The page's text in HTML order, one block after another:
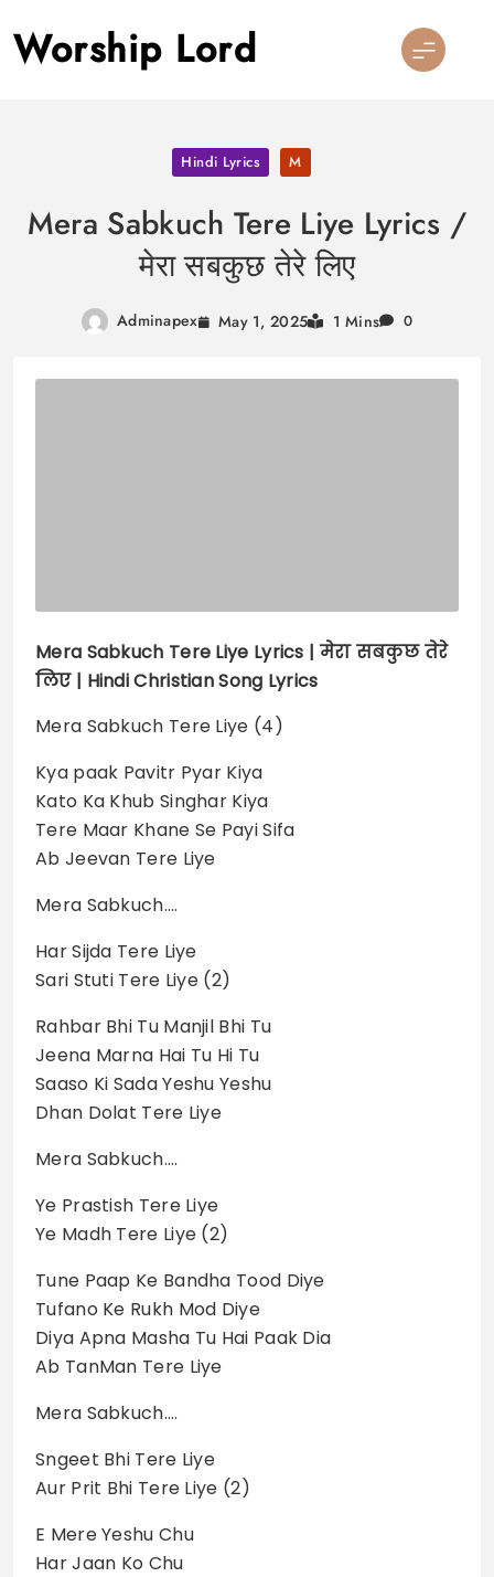
to
content
Worship Lord
Hindi Lyrics M
Mera Sabkuch Tere Liye Lyrics /
मेरा सबकुछ तेरे लिए
Adminapex May 1, 2025 1 Mins 0
Mera Sabkuch Tere Liye Lyrics | मेरा सबकुछ तेरे
लिए | Hindi Christian Song Lyrics
Mera Sabkuch Tere Liye (4)
Kya paak Pavitr Pyar Kiya
Kato Ka Khub Singhar Kiya
Tere Maar Khane Se Payi Sifa
Ab Jeevan Tere Liye
Mera Sabkuch….
Har Sijda Tere Liye
Sari Stuti Tere Liye (2)
Rahbar Bhi Tu Manjil Bhi Tu
Jeena Marna Hai Tu Hi Tu
Saaso Ki Sada Yeshu Yeshu
Dhan Dolat Tere Liye
Mera Sabkuch….
Ye Prastish Tere Liye
Ye Madh Tere Liye (2)
Tune Paap Ke Bandha Tood Diye
Tufano Ke Rukh Mod Diye
Diya Apna Masha Tu Hai Paak Dia
Ab TanMan Tere Liye
Mera Sabkuch….
Sngeet Bhi Tere Liye
Aur Prit Bhi Tere Liye (2)
E Mere Yeshu Chu
Har Jaan Ko Chu